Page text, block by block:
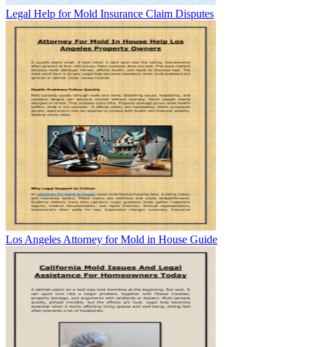
Legal Help for Mold Insurance Claim Disputes
Los Angeles Attorney for Mold in House Guide